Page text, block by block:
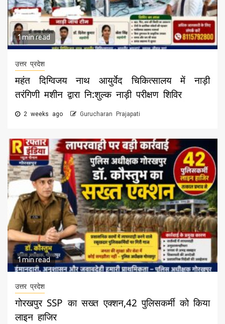
1 min read
उत्तर प्रदेश
महंत दिग्विजय नाथ आयुर्वेद चिकित्सालय में नाड़ी
तरंगिणी मशीन द्वारा नि:शुल्क नाड़ी परीक्षण शिविर
2 weeks ago Gurucharan Prajapati
1 min read
उत्तर प्रदेश
गोरखपुर SSP का सख्त एक्शन,42 पुलिसकर्मी को किया
लाइन हाजिर